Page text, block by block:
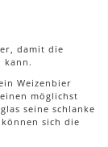
damit die
kann.
Weizenbier
möglichst
seine schlanke
sich die